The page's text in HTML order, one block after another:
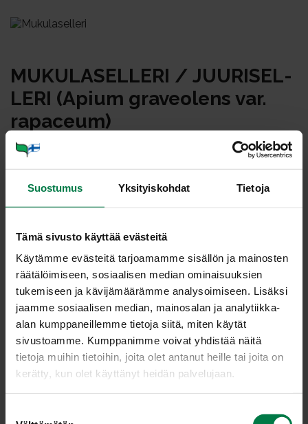
Suostumus Yksityiskohdat Tietoja
Tämä sivusto käyttää evästeitä
Käytämme evästeitä tarjoamamme sisällön ja mainosten
räätälöimiseen, sosiaalisen median ominaisuuksien
tukemiseen ja kävijämäärämme analysoimiseen. Lisäksi
jaamme sosiaalisen median, mainosalan ja analytiikka-
alan kumppaneillemme tietoja siitä, miten käytät
sivustoamme. Kumppanimme voivat yhdistää näitä
tietoja muihin tietoihin, joita olet antanut heille tai joita on
kerätty, kun olet käyttänyt heidän palvelujaan.
MU­KU­LA­SEL­LE­RI / JUU­RI­SEL­
LE­RI (Apium gra­veo­lens var.
ra­pa­ceum)
Mukulaselleri on peräisin Välimeren seudulta. Sen
jäännöksiä on löytynyt Egyptiläisistä haudoista ajalta
1100 eKr. Pohjoismaissa se tunnettiin jo 1300-luvulla,
jolloin sitä alettiin käyttää lääkekasvina.
Mukulaselleri (juuriselleri) muodostaa pyörehkön
arpien vuoksi mukula on rosoinen. Mukulasellerin maku
on hyvin aromaattinen, hiukan makeaan vivahtava.
Varhaissellereistä voi käyttää ruuaksi myös naatit.
Myöhemmin ne muuttuvat puiseviksi. Hyvä mukulaselleri
on kiinteä ja painaa 200-800 grammaa. Sellerin
leikkauspinta tummuu helposti selleristä erittyvien
aineiden reagoidessa hapen kanssa. Mukulaselleri
sisältää paljon proteiineja ja hivenaineita, erityisesti